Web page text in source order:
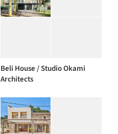
Beli House / Studio Okami
Architects